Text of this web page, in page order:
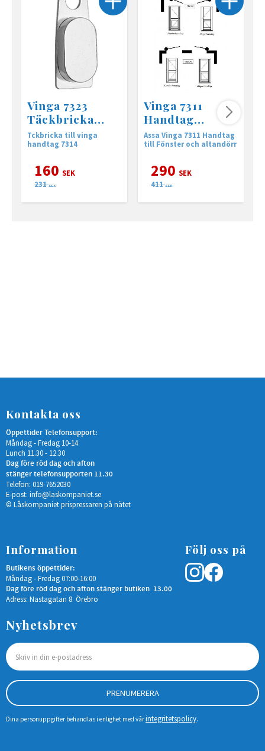
Vinga 7323
Täckbricka
mattkrom
Tckbricka till vinga
handtag 7314
160 SEK
231 SEK
Vinga 7311
Handtag
mattkrom
Assa Vinga 7311 Handtag
till Fönster och altandörr
290 SEK
411 SEK
Kontakta oss
Öppettider Telefonsupport:
Måndag - Fredag 10-14
Lunch 11.30 - 12.30
Dag före röd dag och afton
stänger telefonsupporten 11.30
Telefon: 019-7652030
E-post: info@laskompaniet.se
© Låskompaniet prispressaren på nätet
Information
Butikens öppettider:
Måndag - Fredag 07:00-16:00
Dag före röd dag och afton stänger butiken 13.00
Adress: Nastagatan 8 Örebro
Följ oss på
Nyhetsbrev
PRENUMERERA
Dina personuppgifter behandlas i enlighet med vårintegritetspolicy.